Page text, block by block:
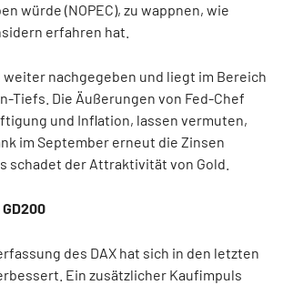
würde (NOPEC), zu wappnen, wie
erfahren hat.
weiter nachgegeben und liegt im Bereich
Tiefs. Die Äußerungen von Fed-Chef
und Inflation, lassen vermuten,
im September erneut die Zinsen
schadet der Attraktivität von Gold.
des DAX hat sich in den letzten
Ein zusätzlicher Kaufimpuls